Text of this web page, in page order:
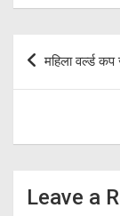
ce
o
e
gr
a
Post
navigation
महिला वर्ल्ड
Leave a